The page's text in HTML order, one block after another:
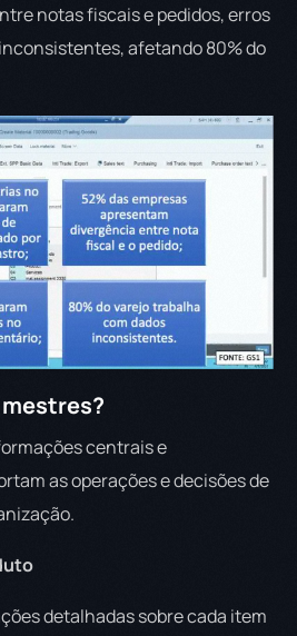
notas fiscais e pedidos, erros
afetando 80% do
centrais e
as operações e decisões de
detalhadas sobre cada item